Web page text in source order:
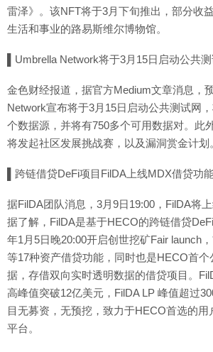
雷泽》。该NFT将于3月下旬推出，部分收
生活和事业的路易斯维尔博物馆。
▌Umbrella Network将于3月15日启动公共
金色财经报道，据官方Medium文章消息，
Network宣布将于3月15日启动公共测试网
个数据源，并将有750多个可用数据对。此
将发起社区发展挑战赛，以及漏洞赏金计划
▌跨链借贷DeFi项目FilDA上线MDX借贷功
据FilDA团队消息，3月9日19:00，FilDA将
据了解，FilDA是基于HECO的跨链借贷
年1月5日晚20:00开启创世挖矿Fair launch
等17种资产借贷功能，同时也是HECO首
据，存借双向实时透明数据的借贷项目。
高峰值突破12亿美元，FilDA LP 峰值超过
目无募资，无预挖，致力于HECO首选的用
平台。